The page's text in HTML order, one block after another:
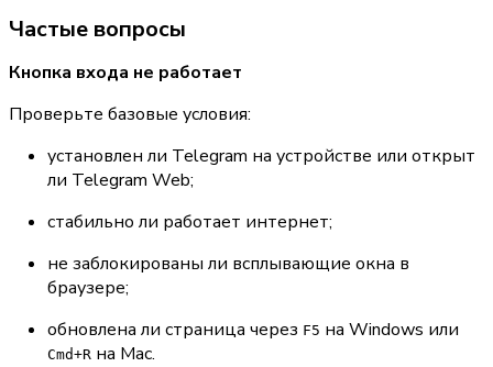
Частые вопросы
Кнопка входа не работает
Проверьте базовые условия:
установлен ли Telegram на устройстве или открыт
ли Telegram Web;
стабильно ли работает интернет;
не заблокированы ли всплывающие окна в
браузере;
обновлена ли страница через F5
Cmd+R на Mac.